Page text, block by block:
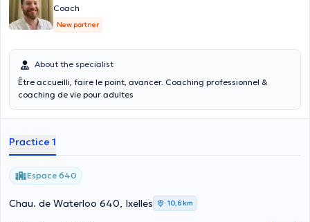
Coach
New partner
About the specialist
Être accueilli, faire le point, avancer. Coaching professionnel &
coaching de vie pour adultes
Practice 1
Espace 640
Chau. de Waterloo 640, Ixelles 10,6 km